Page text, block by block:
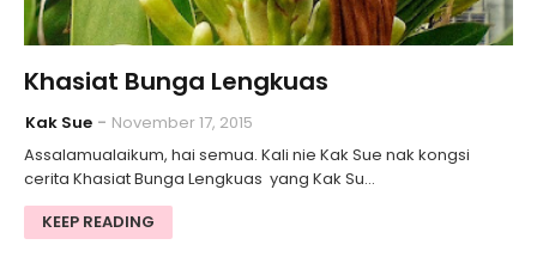
Khasiat Bunga Lengkuas
Kak Sue
November 17, 2015
Assalamualaikum, hai semua. Kali nie Kak Sue nak kongsi
cerita Khasiat Bunga Lengkuas yang Kak Su…
KEEP READING